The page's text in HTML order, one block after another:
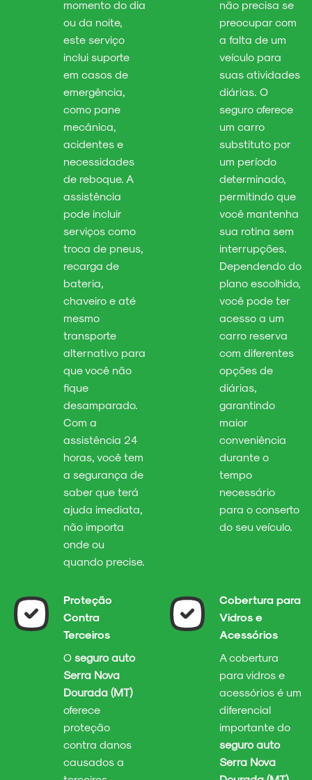
momento do dia
ou da noite,
este serviço
inclui suporte
em casos de
emergência,
como pane
mecânica,
acidentes e
necessidades
de reboque. A
assistência
pode incluir
serviços como
troca de pneus,
recarga de
bateria,
chaveiro e até
mesmo
transporte
alternativo para
que você não
fique
desamparado.
Com a
assistência 24
horas, você tem
a segurança de
saber que terá
ajuda imediata,
não importa
onde ou
quando precise.
não precisa se
preocupar com
a falta de um
veículo para
suas atividades
diárias. O
seguro oferece
um carro
substituto por
um período
determinado,
permitindo que
você mantenha
sua rotina sem
interrupções.
Dependendo do
plano escolhido,
você pode ter
acesso a um
carro reserva
com diferentes
opções de
diárias,
garantindo
maior
conveniência
durante o
tempo
necessário
para o conserto
do seu veículo.
Proteção
Contra
Terceiros
O seguro auto
Serra Nova
Dourada (MT)
oferece
proteção
contra danos
causados a
Cobertura para
Vidros e
Acessórios
A cobertura
para vidros e
acessórios é um
diferencial
importante do
seguro auto
Serra Nova